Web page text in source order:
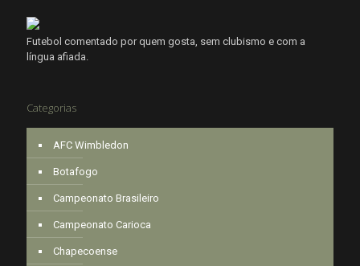
Futebol comentado por quem gosta, sem clubismo e com a
língua afiada.
Categorias
AFC Wimbledon
Botafogo
Campeonato Brasileiro
Campeonato Carioca
Chapecoense